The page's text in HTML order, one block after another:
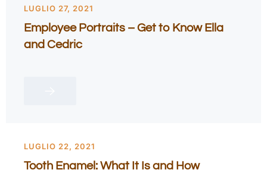
LUGLIO 27, 2021
Employee Portraits – Get to Know Ella
and Cedric
LUGLIO 22, 2021
Tooth Enamel: What It Is and How